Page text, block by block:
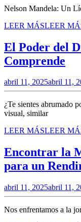
Nelson Mandela: Un
LEER MÁSLEER
El Poder del
Comprende
abril 11, 2025abril 11,
¿Te sientes abrumado
visual, similar
LEER MÁSLEER
Encontrar la
para un
abril 11, 2025abril 11,
Nos enfrentamos a la